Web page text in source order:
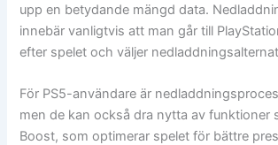
upp en betydande mängd data.
innebär vanligtvis att man går till
efter spelet och väljer
För PS5-användare är
men de kan också dra nytta av funktioner
Boost, som optimerar spelet för bättre